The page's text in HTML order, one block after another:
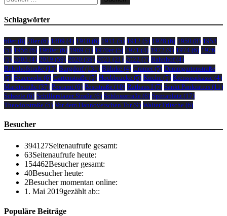
nach:
Schlagwörter
60er(8) 70er(6) 1809 (4) 1910 (6) 1911 (5) 1912 (5) 1928 (6) 1950 (8) 1953
(5) 1956 (6) 1960er(6) 1969 (5) 1970er(5) 1971 (4) 1972 (9) 1974 (6) 1976
(5) 2005 (4) 2019 (59) 2020 (39) 2021 (21) 2022 (7) Bahnhof(4)
Bahnhofstraße (15) Burgdorf(131) Bührke (4) Cramer(5) Dammgartenstraße
(5) Feuerwehr(6) Gartenstraße (5) Hochbrücke (5) Kirche (5) Kreissparkasse (4)
Marktstraße (37) Postamt (6) Poststraße (10) Rathaus I (7) Sankt Pankratius (11)
Scheele (6) Schillerslager Straße (6) Schlossstraße (6) Spittaplatz (17)
Theodorstraße (5) Vor dem Hannoverschen Tor(9) Walter Fritsche (6)
Besucher
394127Seitenaufrufe gesamt:
63Seitenaufrufe heute:
154462Besucher gesamt:
40Besucher heute:
2Besucher momentan online:
1. Mai 2019gezählt ab::
Populäre Beiträge